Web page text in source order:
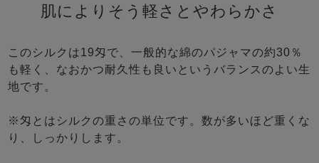
肌によりそう軽さとやわらかさ
このシルクは19匁で、一般的な綿のパジャマの約30％
も軽く、なおかつ耐久性も良いというバランスのよい生
地です。
※匁とはシルクの重さの単位です。数が多いほど重くな
り、しっかりします。